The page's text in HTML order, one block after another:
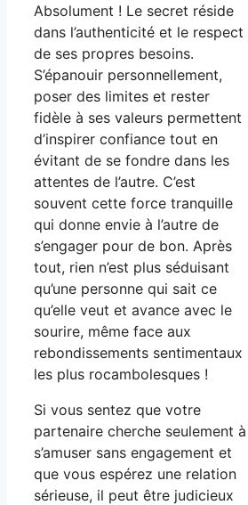
Absolument ! Le secret réside
dans l’authenticité et le respect
de ses propres besoins.
S’épanouir personnellement,
poser des limites et rester
fidèle à ses valeurs permettent
d’inspirer confiance tout en
évitant de se fondre dans les
attentes de l’autre. C’est
souvent cette force tranquille
qui donne envie à l’autre de
s’engager pour de bon. Après
tout, rien n’est plus séduisant
qu’une personne qui sait ce
qu’elle veut et avance avec le
sourire, même face aux
rebondissements sentimentaux
les plus rocambolesques !
Si vous sentez que votre
partenaire cherche seulement à
s’amuser sans engagement et
que vous espérez une relation
sérieuse, il peut être judicieux